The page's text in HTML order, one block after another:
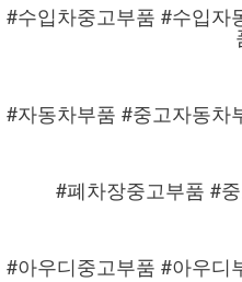
#수입차중고부품 #수입자
#자동차부품 #중고자동차
#폐차장중고부품 #
#아우디중고부품 #아우디